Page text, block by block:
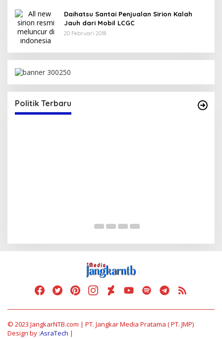
Daihatsu Santai Penjualan Sirion Kalah
Jauh dari Mobil LCGC
20 Februari 2018
Politik Terbaru
© 2023 JangkarNTB.com | PT. Jangkar Media Pratama ( PT. JMP)
Design by :AsraTech |